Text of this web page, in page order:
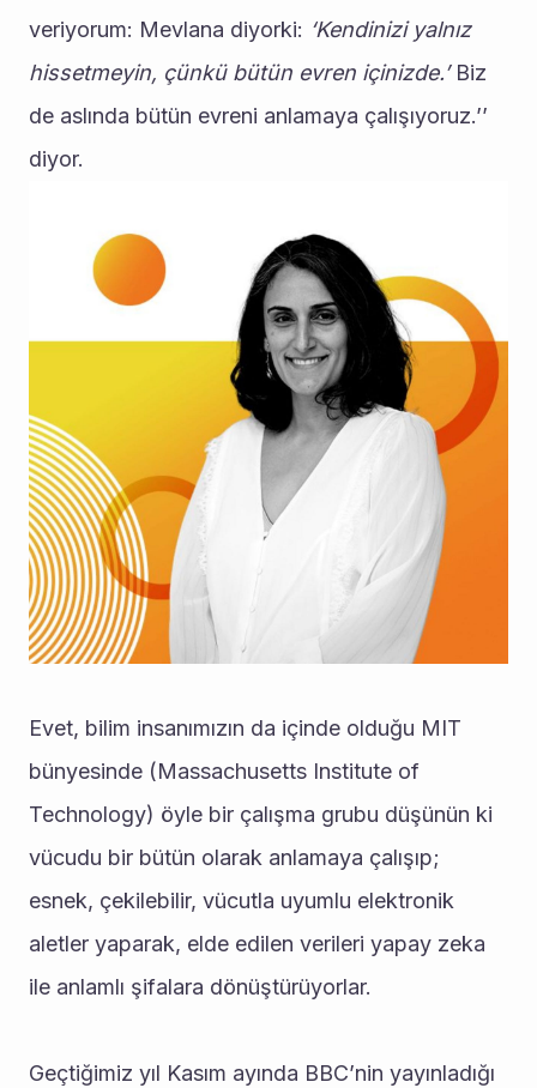
veriyorum: Mevlana diyorki: ‘Kendinizi yalnız
hissetmeyin, çünkü bütün evren içinizde.’ Biz
de aslında bütün evreni anlamaya çalışıyoruz.’’
diyor.
Evet, bilim insanımızın da içinde olduğu MIT
bünyesinde (Massachusetts Institute of
Technology) öyle bir çalışma grubu düşünün ki
vücudu bir bütün olarak anlamaya çalışıp;
esnek, çekilebilir, vücutla uyumlu elektronik
aletler yaparak, elde edilen verileri yapay zeka
ile anlamlı şifalara dönüştürüyorlar.
Geçtiğimiz yıl Kasım ayında BBC’nin yayınladığı